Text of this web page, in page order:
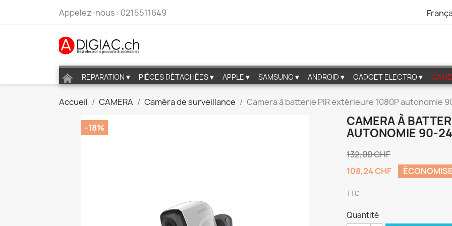
Appelez-nous : 0215511649
REPARATION▼ PIÈCES DÉTACHÉES▼ APPLE▼ SAMSUNG▼ ANDROID▼ GADGET ELECTRO▼
Accueil CAMERA Caméra de surveillance Camera à batterie PIR extérieure 1080P autonomie
-18%
CAMERA À
AUTONOMIE 90-
132,00 CHF
108,24 CHF
TTC
Quantité